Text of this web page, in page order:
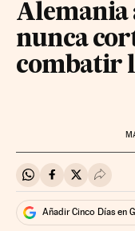
Alemania
nunca
combatir
Compartir en
Compartir en
Compartir
Añadir Cinco Días en